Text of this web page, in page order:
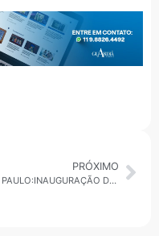
PRÓXIMO
SÃO PAULO:INAUGURAÇÃO DA ILUMINAÇÃO DA ÁRVORE DE NATAL DA SUBPREFEITURA DA VILA PRUDENTE ACONTECE NESTA TERÇA (02/12)